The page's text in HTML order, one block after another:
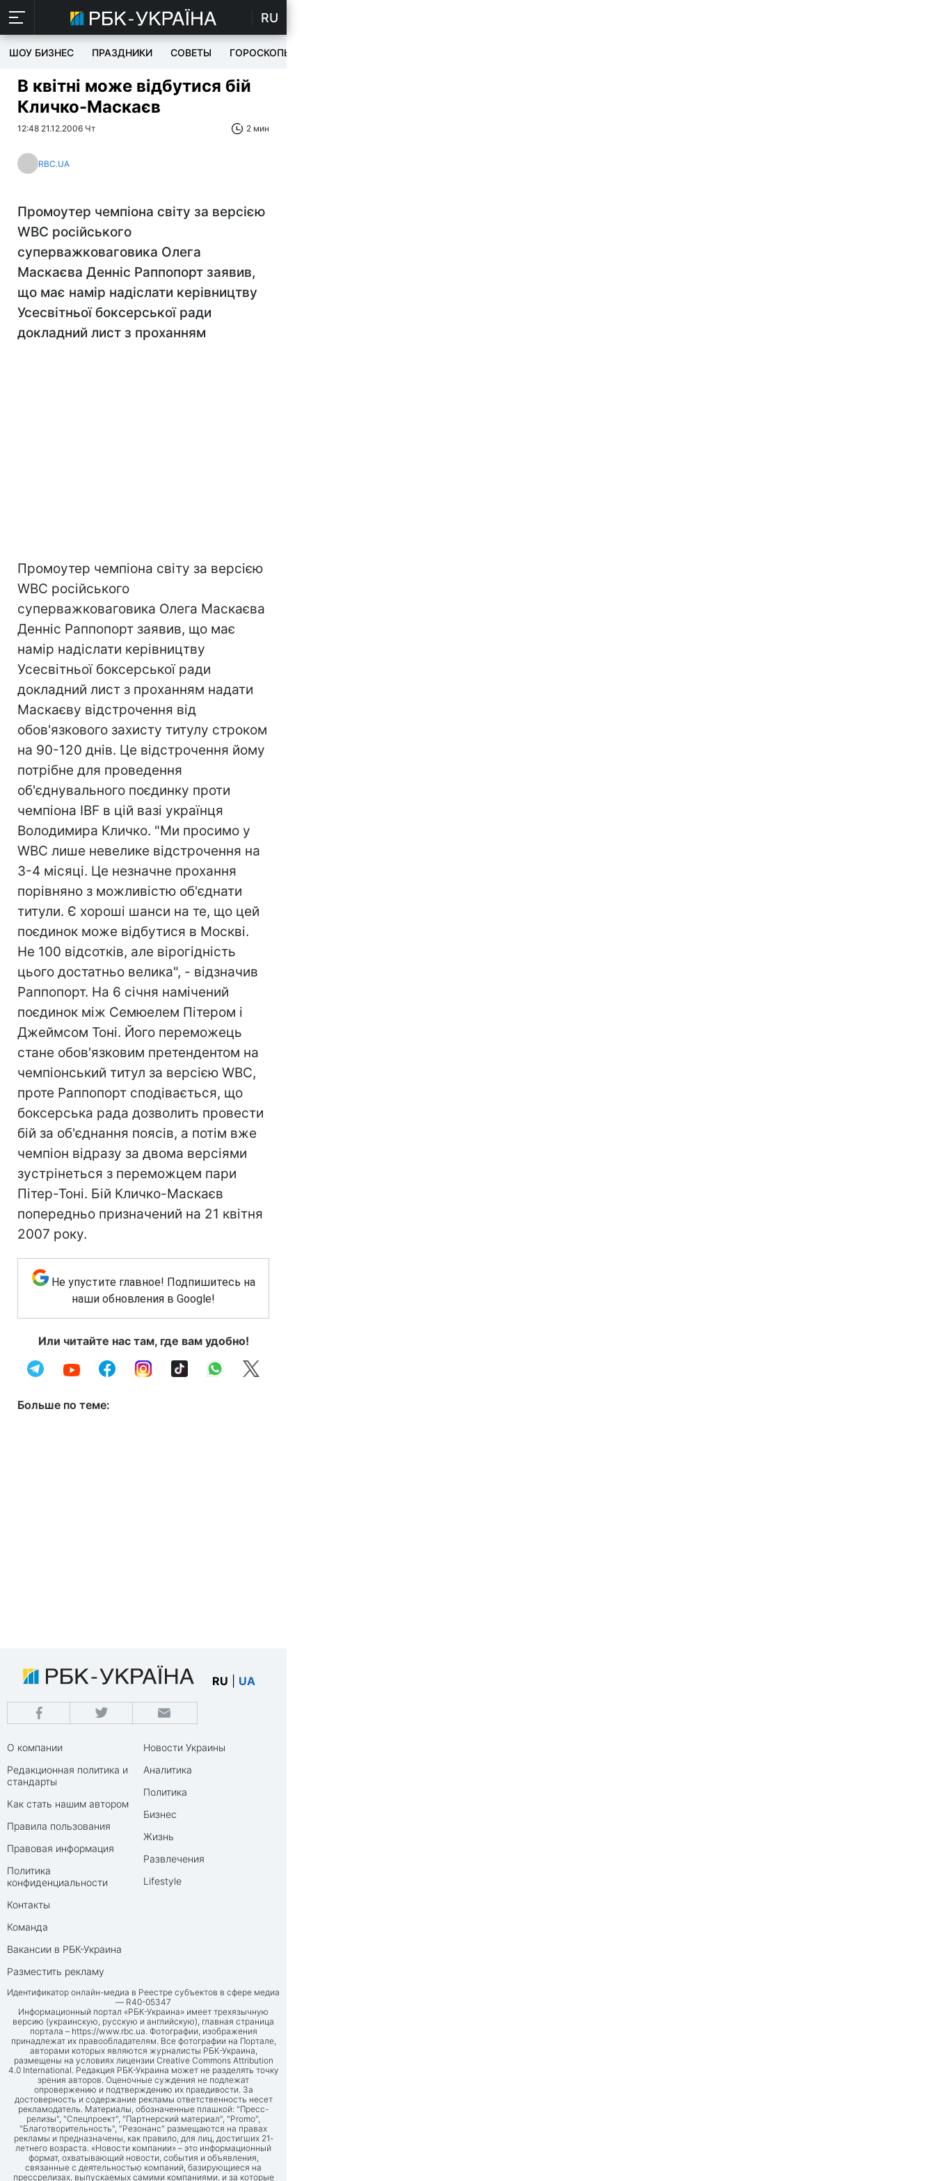
RU
ШОУ БИЗНЕС ПРАЗДНИКИ СОВЕТЫ ГОРОСКОПЫ
В квітні може відбутися бій
Кличко-Маскаєв
12:48 21.12.2006 Чт 2 мин
RBC.UA
Промоутер чемпіона світу за версією
WBC російського
суперважковаговика Олега
Маскаєва Денніс Раппопорт заявив,
що має намір надіслати керівництву
Усесвітньої боксерської ради
докладний лист з проханням
Промоутер чемпіона світу за версією
WBC російського
суперважковаговика Олега Маскаєва
Денніс Раппопорт заявив, що має
намір надіслати керівництву
Усесвітньої боксерської ради
докладний лист з проханням надати
Маскаєву відстрочення від
обов'язкового захисту титулу строком
на 90-120 днів. Це відстрочення йому
потрібне для проведення
об'єднувального поєдинку проти
чемпіона IBF в цій вазі українця
Володимира Кличко. "Ми просимо у
WBC лише невелике відстрочення на
3-4 місяці. Це незначне прохання
порівняно з можливістю об'єднати
титули. Є хороші шанси на те, що цей
поєдинок може відбутися в Москві.
Не 100 відсотків, але вірогідність
цього достатньо велика", - відзначив
Раппопорт. На 6 січня намічений
поєдинок між Семюелем Пітером і
Джеймсом Тоні. Його переможець
стане обов'язковим претендентом на
чемпіонський титул за версією WBC,
проте Раппопорт сподівається, що
боксерська рада дозволить провести
бій за об'єднання поясів, а потім вже
чемпіон відразу за двома версіями
зустрінеться з переможцем пари
Пітер-Тоні. Бій Кличко-Маскаєв
попередньо призначений на 21 квітня
2007 року.
Не упустите главное! Подпишитесь на
наши обновления в Google!
Или читайте нас там, где вам удобно!
Больше по теме:
RU UA
О компании
Редакционная политика и
стандарты
Как стать нашим автором
Правила пользования
Правовая информация
Политика
конфиденциальности
Контакты
Команда
Вакансии в РБК-Украина
Разместить рекламу
Новости Украины
Аналитика
Политика
Бизнес
Жизнь
Развлечения
Lifestyle
Идентификатор онлайн-медиа в Реестре субъектов в сфере медиа
— R40-05347
Информационный портал «РБК-Украина» имеет трехязычную
версию (украинскую, русскую и английскую), главная страница
портала – https://www.rbc.ua. Фотографии, изображения
принадлежат их правообладателям. Все фотографии на Портале,
авторами которых являются журналисты РБК-Украина,
размещены на условиях лицензии Creative Commons Attribution
4.0 International. Редакция РБК-Украина может не разделять точку
зрения авторов. Оценочные суждения не подлежат
опровержению и подтверждению их правдивости. За
достоверность и содержание рекламы ответственность несет
рекламодатель. Материалы, обозначенные плашкой: "Пресс-
релизы", "Спецпроект", "Партнерский материал", "Promo",
"Благотворительность", "Резонанс" размещаются на правах
рекламы и предназначены, как правило, для лиц, достигших 21-
летнего возраста. «Новости компании» – это информационный
формат, охватывающий новости, события и объявления,
связанные с деятельностью компаний, базирующиеся на
прессрелизах, выпускаемых самими компаниями, и за которые